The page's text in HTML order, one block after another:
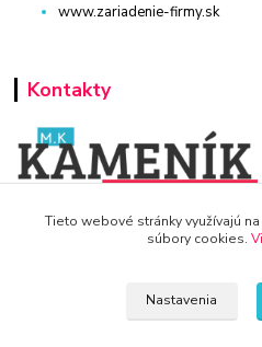
www.zariadenie-firmy.sk
Kontakty
WWW.DETSKY-HRDINA.SK
+421 940 949 000
Tieto webové stránky využívajú
súbory cookies.
Nastavenia